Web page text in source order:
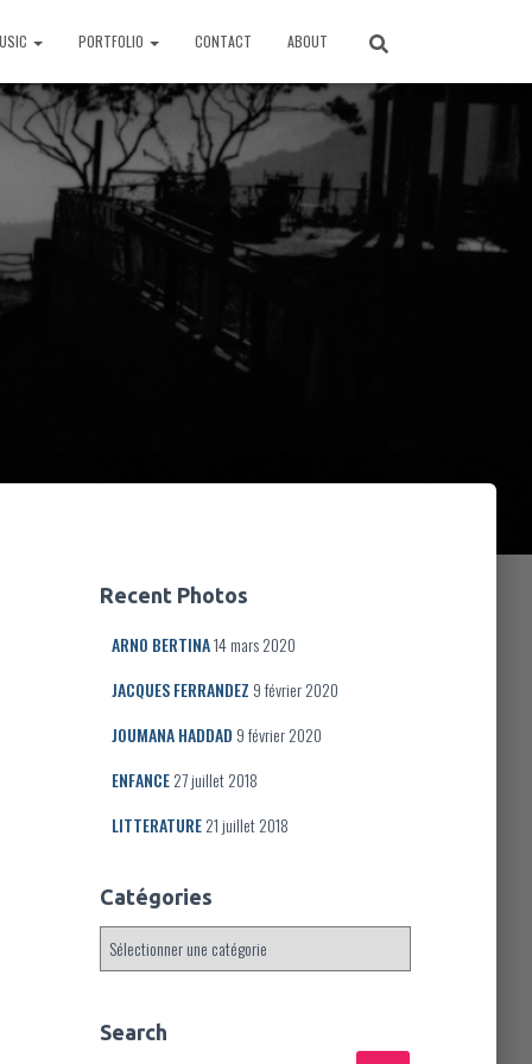
PORTFOLIO CONTACT ABOUT
Recent Photos
ARNO BERTINA14 mars 2020
JACQUES FERRANDEZ 9 février 2020
JOUMANA HADDAD 9 février 2020
ENFANCE 27 juillet 2018
LITTERATURE 21 juillet 2018
Catégories
g
Search